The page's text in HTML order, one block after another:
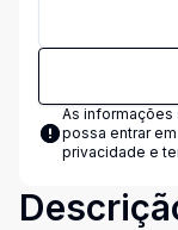
As informações
possa entrar
privacidade e